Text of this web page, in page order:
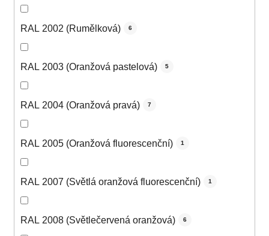
RAL 2002 (Rumělková) 6
RAL 2003 (Oranžová pastelová) 5
RAL 2004 (Oranžová pravá) 7
RAL 2005 (Oranžová fluorescenční) 1
RAL 2007 (Světlá oranžová fluorescenční) 1
RAL 2008 (Světlečervená oranžová) 6